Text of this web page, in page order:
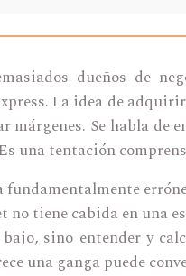
dueños de
La idea de
Se habla
una tentación
tiene cabida en una
sino entender y
una ganga puede